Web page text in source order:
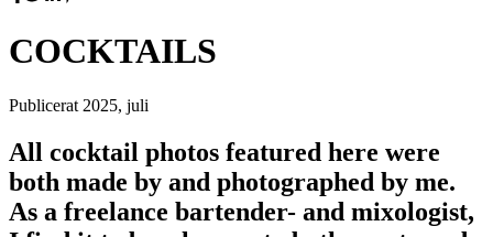
COCKTAILS
Publicerat 2025, juli
All cocktail photos featured here were
both made by and photographed by me.
As a freelance bartender- and mixologist,